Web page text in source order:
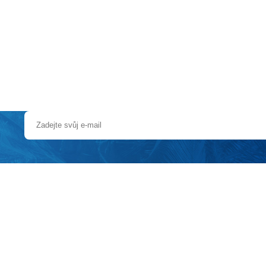
podmínky s nabídkou zkrácených pobytů od 5 nocí ve
ale izcela novým relaxačním centremk dispozici za poplatek
skiareál Madesimo / Valchiavenna - 2,8 km